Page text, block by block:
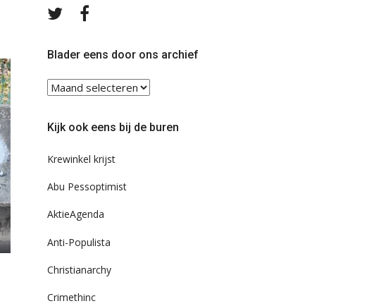
Volg
TwitterFacebook
Blader eens door ons archief
Blader
eens
ons
Kijk ook eens bij de buren
Krewinkel krijst
Abu Pessoptimist
AktieAgenda
Anti-Populista
Christianarchy
Crimethinc